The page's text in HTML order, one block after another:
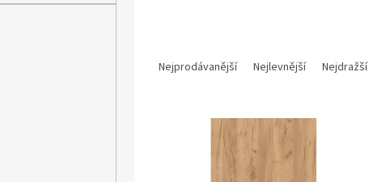
Nejprodávanější Nejlevnější Nejdražší